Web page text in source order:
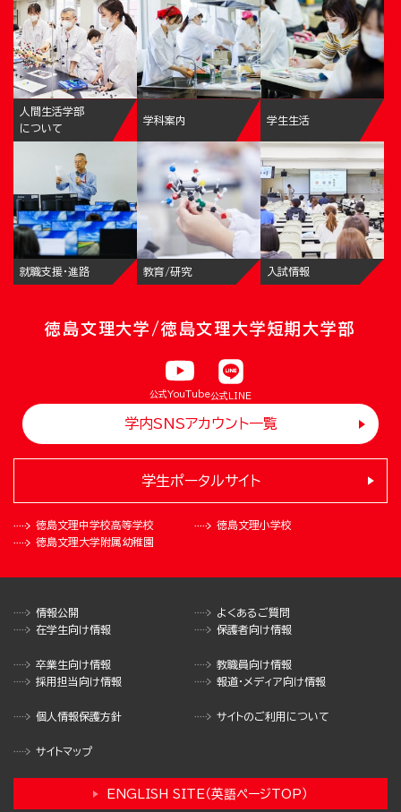
人間生活学部
について
学科案内 学生生活
就職支援・進路 教育/研究 入試情報
徳島文理大学/徳島文理大学短期大学部
公式YouTube公式LINE
学内SNSアカウント一覧
徳島文理中学校高等学校
徳島文理小学校
徳島文理大学附属幼稚園
学生ポータルサイト
情報公開
よくあるご質問
在学生向け情報
保護者向け情報
卒業生向け情報
教職員向け情報
採用担当向け情報
報道・メディア向け情報
個人情報保護方針 サイトのご利用について
サイトマップ
ENGLISH SITE（英語ページTOP）